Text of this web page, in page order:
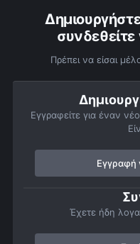
συνδεθείτε
Πρέπει να είσαι
Εγγραφείτε για έναν
Εγγραφή
Έχετε ήδη